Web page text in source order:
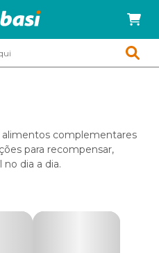
alimentos complementares
para recompensar,
dia a dia.
variada e interessante